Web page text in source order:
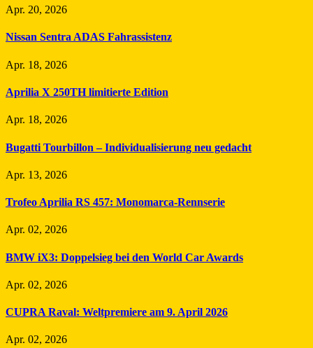
Apr. 20, 2026
Nissan Sentra ADAS Fahrassistenz
Apr. 18, 2026
Aprilia X 250TH limitierte Edition
Apr. 18, 2026
Bugatti Tourbillon – Individualisierung neu gedacht
Apr. 13, 2026
Trofeo Aprilia RS 457: Monomarca-Rennserie
Apr. 02, 2026
BMW iX3: Doppelsieg bei den World Car Awards
Apr. 02, 2026
CUPRA Raval: Weltpremiere am 9. April 2026
Apr. 02, 2026